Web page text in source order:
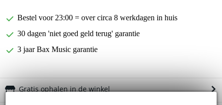
Bestel voor 23:00 = over circa 8 werkdagen in huis
30 dagen 'niet goed geld terug' garantie
3 jaar Bax Music garantie
Gratis ophalen in de winkel